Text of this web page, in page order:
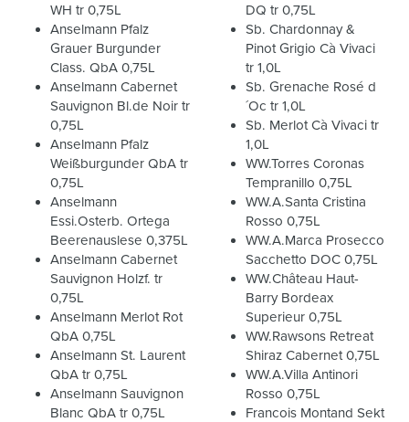
WH tr 0,75L
Anselmann Pfalz
Grauer Burgunder
Class. QbA 0,75L
Anselmann Cabernet
Sauvignon Bl.de Noir tr
0,75L
Anselmann Pfalz
Weißburgunder QbA tr
0,75L
Anselmann
Essi.Osterb. Ortega
Beerenauslese 0,375L
Anselmann Cabernet
Sauvignon Holzf. tr
0,75L
Anselmann Merlot Rot
QbA 0,75L
Anselmann St. Laurent
QbA tr 0,75L
Anselmann Sauvignon
Blanc QbA tr 0,75L
DQ tr 0,75L
Sb. Chardonnay &
Pinot Grigio Cà Vivaci
tr 1,0L
Sb. Grenache Rosé d
´Oc tr 1,0L
Sb. Merlot Cà Vivaci tr
1,0L
WW.Torres Coronas
Tempranillo 0,75L
WW.A.Santa Cristina
Rosso 0,75L
WW.A.Marca Prosecco
Sacchetto DOC 0,75L
WW.Château Haut-
Barry Bordeax
Superieur 0,75L
WW.Rawsons Retreat
Shiraz Cabernet 0,75L
WW.A.Villa Antinori
Rosso 0,75L
Francois Montand Sekt